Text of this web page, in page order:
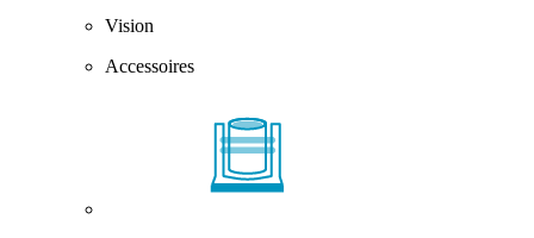
Vision
Accessoires